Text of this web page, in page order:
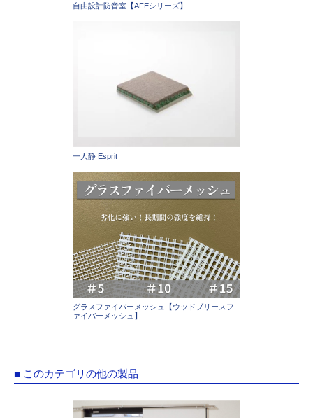
自由設計防音室【AFEシリーズ】
一人静 Esprit
グラスファイバーメッシュ【ウッドブリースフ
ァイバーメッシュ】
■ このカテゴリの他の製品